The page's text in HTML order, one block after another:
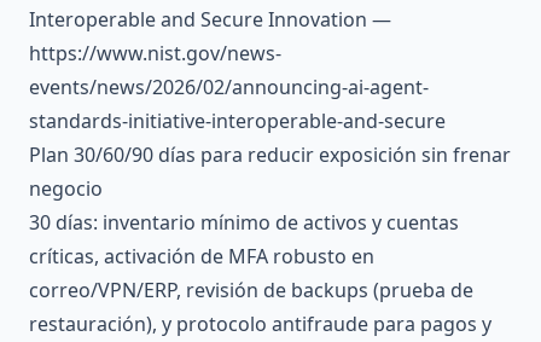
Interoperable and Secure Innovation —
https://www.nist.gov/news-
events/news/2026/02/announcing-ai-agent-
standards-initiative-interoperable-and-secure
Plan 30/60/90 días para reducir exposición sin frenar
negocio
30 días: inventario mínimo de activos y cuentas
críticas, activación de MFA robusto en
correo/VPN/ERP, revisión de backups (prueba de
restauración), y protocolo antifraude para pagos y